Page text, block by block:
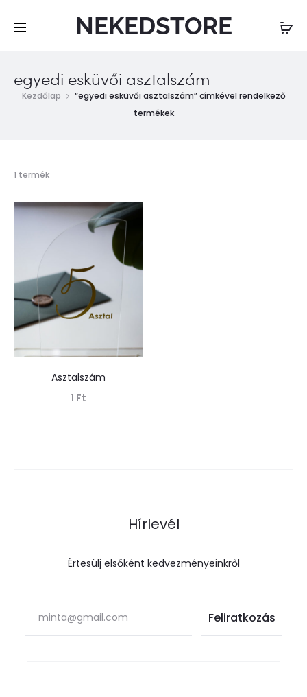
NEKEDSTORE
egyedi esküvői asztalszám
Kezdőlap
“egyedi esküvői asztalszám” címkével rendelkező
termékek
1 termékÖsszesen
találat
Asztalszám
1 Ft
Hírlevél
Értesülj elsőként kedvezményeinkről